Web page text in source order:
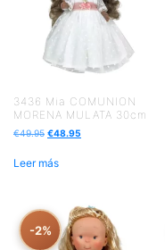
3436 Mia COMUNION
MORENA MULATA 30cm
€49.95 €48.95
Leer más
-2%